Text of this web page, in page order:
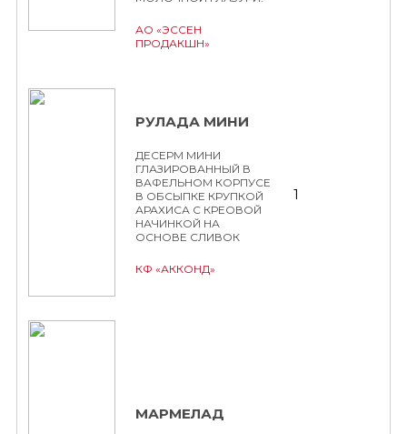
АО «ЭССЕН
ПРОДАКШН»
РУЛАДА МИНИ
ДЕСЕРМ МИНИ
ГЛАЗИРОВАННЫЙ В
ВАФЕЛЬНОМ КОРПУСЕ
В ОБСЫПКЕ КРУПКОЙ
АРАХИСА С КРЕОВОЙ
НАЧИНКОЙ НА
ОСНОВЕ СЛИВОК
КФ «АККОНД»
1
МАРМЕЛАД